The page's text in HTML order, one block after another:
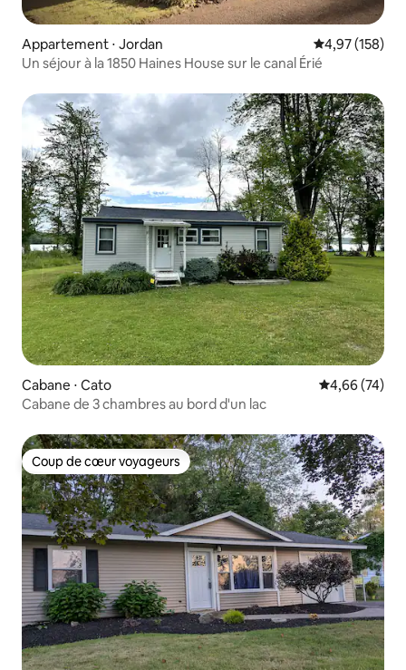
Appartement ⋅ Jordan Évaluation
4,97 (158)
Un séjour à la 1850 Haines House sur le canal Érié
Cabane ⋅ Cato Évaluation
4,66 (74)
Cabane de 3 chambres au bord d'un lac
Coup de cœur voyageurs
Coup de cœur voyageurs